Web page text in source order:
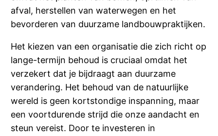
afval, herstellen van waterwegen en het
bevorderen van duurzame landbouwpraktijken.
Het kiezen van een organisatie die zich richt op
lange-termijn behoud is cruciaal omdat het
verzekert dat je bijdraagt aan duurzame
verandering. Het behoud van de natuurlijke
wereld is geen kortstondige inspanning, maar
een voortdurende strijd die onze aandacht en
steun vereist. Door te investeren in